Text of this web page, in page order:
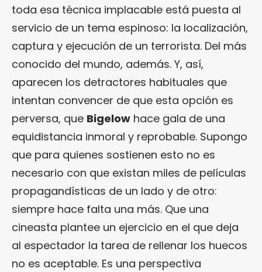
toda esa técnica implacable está puesta al
servicio de un tema espinoso: la localización,
captura y ejecución de un terrorista. Del más
conocido del mundo, además. Y, así,
aparecen los detractores habituales que
intentan convencer de que esta opción es
perversa, que Bigelow hace gala de una
equidistancia inmoral y reprobable. Supongo
que para quienes sostienen esto no es
necesario con que existan miles de películas
propagandísticas de un lado y de otro:
siempre hace falta una más. Que una
cineasta plantee un ejercicio en el que deja
al espectador la tarea de rellenar los huecos
no es aceptable. Es una perspectiva